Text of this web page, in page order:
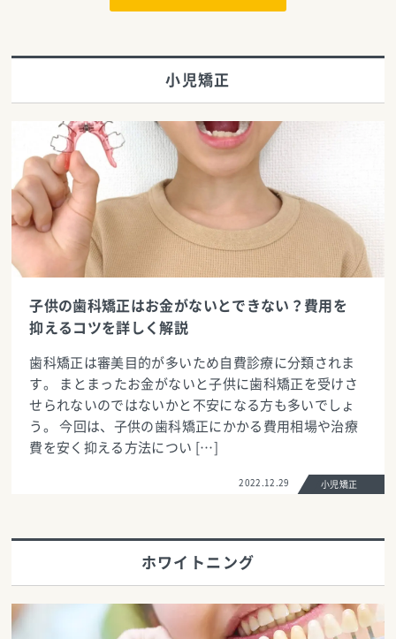
小児矯正
子供の歯科矯正はお金がないとできない？費用を
抑えるコツを詳しく解説
歯科矯正は審美目的が多いため自費診療に分類されま
す。 まとまったお金がないと子供に歯科矯正を受けさ
せられないのではないかと不安になる方も多いでしょ
う。 今回は、子供の歯科矯正にかかる費用相場や治療
費を安く抑える方法につい […]
2022.12.29 小児矯正
ホワイトニング